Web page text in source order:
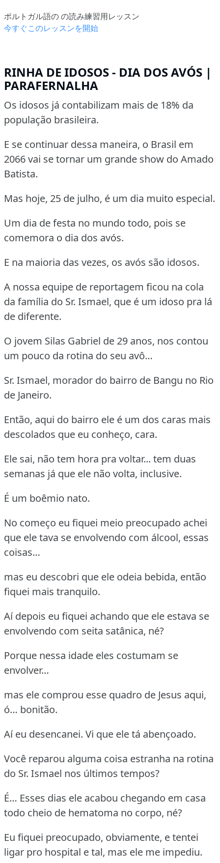
ポルトガル語の の読み練習用レッスン
今すぐこのレッスンを開始
RINHA DE IDOSOS - DIA DOS AVÓS |
PARAFERNALHA
Os idosos já contabilizam mais de 18% da
população brasileira.
E se continuar dessa maneira, o Brasil em
2066 vai se tornar um grande show do Amado
Batista.
Mas hoje, 25 de julho, é um dia muito especial.
Um dia de festa no mundo todo, pois se
comemora o dia dos avós.
E na maioria das vezes, os avós são idosos.
A nossa equipe de reportagem ficou na cola
da família do Sr. Ismael, que é um idoso pra lá
de diferente.
O jovem Silas Gabriel de 29 anos, nos contou
um pouco da rotina do seu avô…
Sr. Ismael, morador do bairro de Bangu no Rio
de Janeiro.
Então, aqui do bairro ele é um dos caras mais
descolados que eu conheço, cara.
Ele sai, não tem hora pra voltar... tem duas
semanas já que ele não volta, inclusive.
É um boêmio nato.
No começo eu fiquei meio preocupado achei
que ele tava se envolvendo com álcool, essas
coisas…
mas eu descobri que ele odeia bebida, então
fiquei mais tranquilo.
Aí depois eu fiquei achando que ele estava se
envolvendo com seita satânica, né?
Porque nessa idade eles costumam se
envolver…
mas ele comprou esse quadro de Jesus aqui,
ó… bonitão.
Aí eu desencanei. Vi que ele tá abençoado.
Você reparou alguma coisa estranha na rotina
do Sr. Ismael nos últimos tempos?
É… Esses dias ele acabou chegando em casa
todo cheio de hematoma no corpo, né?
Eu fiquei preocupado, obviamente, e tentei
ligar pro hospital e tal, mas ele me impediu.